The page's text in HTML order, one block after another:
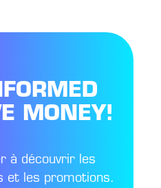
MONEY!
à découvrir les
et les promotions.